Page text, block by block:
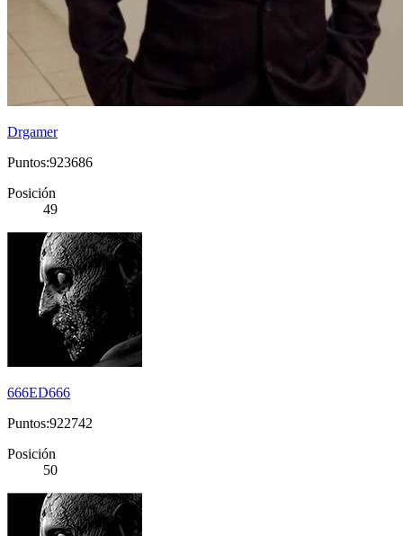
Drgamer
Puntos:923686
Posición
49
666ED666
Puntos:922742
Posición
50